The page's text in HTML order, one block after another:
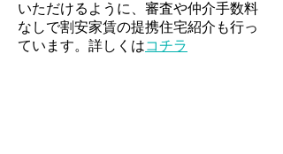
いただけるように、審査や仲介手数料
なしで割安家賃の提携住宅紹介も行っ
ています。詳しくはコチラ